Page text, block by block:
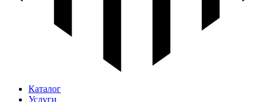
Каталог
Услуги